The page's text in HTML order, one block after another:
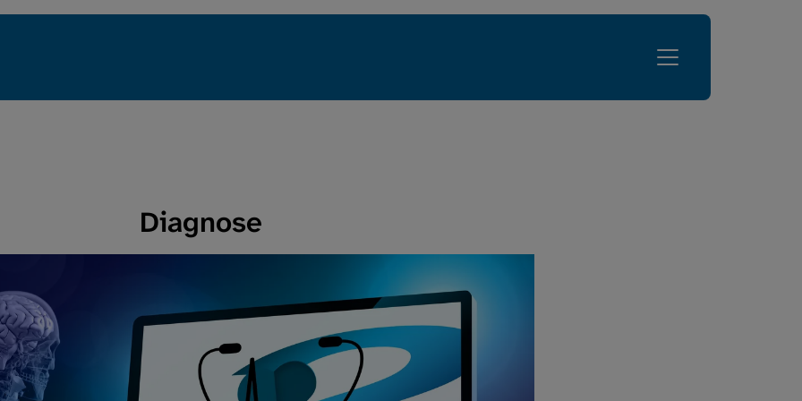
Diagnose
Lungenfibrose Erkrankung
Prognose
Behandlungsmöglichkeiten
Kliniken